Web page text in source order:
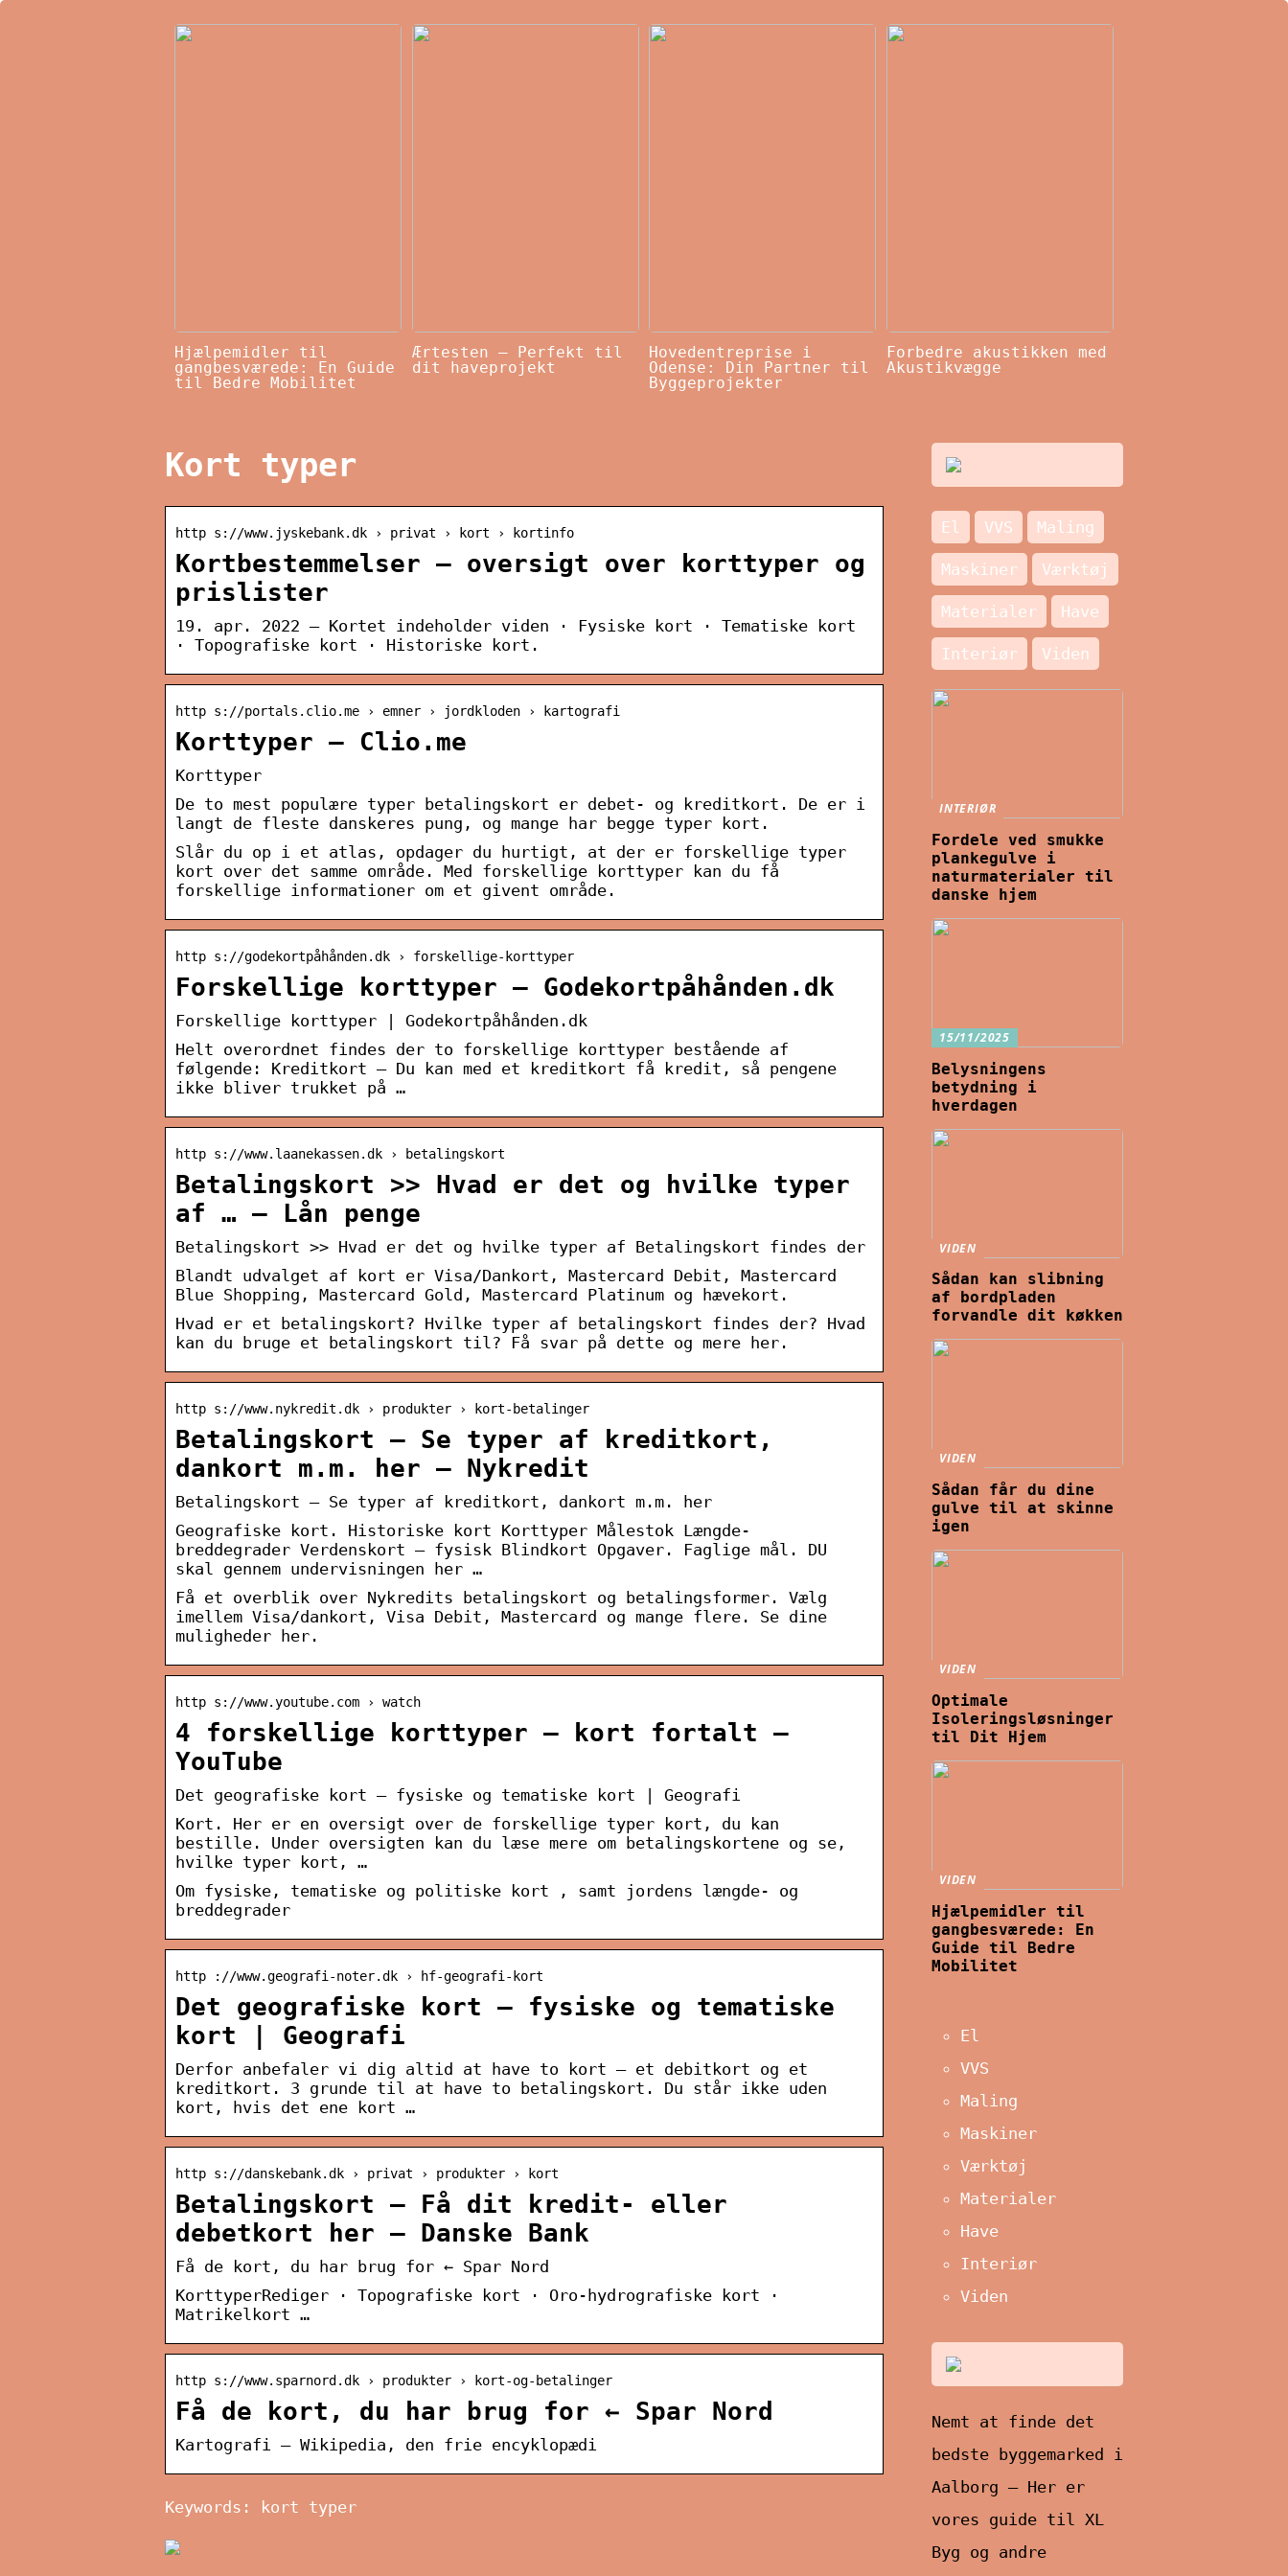
Hjælpemidler til
gangbesværede: En Guide
til Bedre Mobilitet
Ærtesten – Perfekt til
dit haveprojekt
Hovedentreprise i
Odense: Din Partner til
Byggeprojekter
Forbedre akustikken med
Akustikvægge
Kort typer
http s://www.jyskebank.dk › privat › kort › kortinfo
Kortbestemmelser – oversigt over korttyper og
prislister
19. apr. 2022 — Kortet indeholder viden · Fysiske kort · Tematiske kort
· Topografiske kort · Historiske kort.
http s://portals.clio.me › emner › jordkloden › kartografi
Korttyper – Clio.me
Korttyper
De to mest populære typer betalingskort er debet- og kreditkort. De er i
langt de fleste danskeres pung, og mange har begge typer kort.
Slår du op i et atlas, opdager du hurtigt, at der er forskellige typer
kort over det samme område. Med forskellige korttyper kan du få
forskellige informationer om et givent område.
http s://godekortpåhånden.dk › forskellige-korttyper
Forskellige korttyper – Godekortpåhånden.dk
Forskellige korttyper | Godekortpåhånden.dk
Helt overordnet findes der to forskellige korttyper bestående af
følgende: Kreditkort – Du kan med et kreditkort få kredit, så pengene
ikke bliver trukket på …
http s://www.laanekassen.dk › betalingskort
Betalingskort >> Hvad er det og hvilke typer
af … – Lån penge
Betalingskort >> Hvad er det og hvilke typer af Betalingskort findes der
Blandt udvalget af kort er Visa/Dankort, Mastercard Debit, Mastercard
Blue Shopping, Mastercard Gold, Mastercard Platinum og hævekort.
Hvad er et betalingskort? Hvilke typer af betalingskort findes der? Hvad
kan du bruge et betalingskort til? Få svar på dette og mere her.
http s://www.nykredit.dk › produkter › kort-betalinger
Betalingskort – Se typer af kreditkort,
dankort m.m. her – Nykredit
Betalingskort – Se typer af kreditkort, dankort m.m. her
Geografiske kort. Historiske kort Korttyper Målestok Længde-
breddegrader Verdenskort – fysisk Blindkort Opgaver. Faglige mål. DU
skal gennem undervisningen her …
Få et overblik over Nykredits betalingskort og betalingsformer. Vælg
imellem Visa/dankort, Visa Debit, Mastercard og mange flere. Se dine
muligheder her.
http s://www.youtube.com › watch
4 forskellige korttyper – kort fortalt –
YouTube
Det geografiske kort – fysiske og tematiske kort | Geografi
Kort. Her er en oversigt over de forskellige typer kort, du kan
bestille. Under oversigten kan du læse mere om betalingskortene og se,
hvilke typer kort, …
Om fysiske, tematiske og politiske kort , samt jordens længde- og
breddegrader
http ://www.geografi-noter.dk › hf-geografi-kort
Det geografiske kort – fysiske og tematiske
kort | Geografi
Derfor anbefaler vi dig altid at have to kort – et debitkort og et
kreditkort. 3 grunde til at have to betalingskort. Du står ikke uden
kort, hvis det ene kort …
http s://danskebank.dk › privat › produkter › kort
Betalingskort – Få dit kredit- eller
debetkort her – Danske Bank
Få de kort, du har brug for ← Spar Nord
KorttyperRediger · Topografiske kort · Oro-hydrografiske kort ·
Matrikelkort …
http s://www.sparnord.dk › produkter › kort-og-betalinger
Få de kort, du har brug for ← Spar Nord
Kartografi – Wikipedia, den frie encyklopædi
Keywords: kort typer
El VVS Maling
Maskiner Værktøj
Materialer Have
Interiør Viden
INTERIØR
Fordele ved smukke
plankegulve i
naturmaterialer til
danske hjem
15/11/2025
Belysningens
betydning i
hverdagen
VIDEN
Sådan kan slibning
af bordpladen
forvandle dit køkken
VIDEN
Sådan får du dine
gulve til at skinne
igen
VIDEN
Optimale
Isoleringsløsninger
til Dit Hjem
VIDEN
Hjælpemidler til
gangbesværede: En
Guide til Bedre
Mobilitet
El
VVS
Maling
Maskiner
Værktøj
Materialer
Have
Interiør
Viden
Nemt at finde det
bedste byggemarked i
Aalborg – Her er
vores guide til XL
Byg og andre